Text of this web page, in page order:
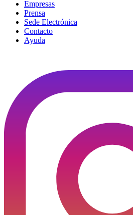
Empresas
Prensa
Sede Electrónica
Contacto
Ayuda